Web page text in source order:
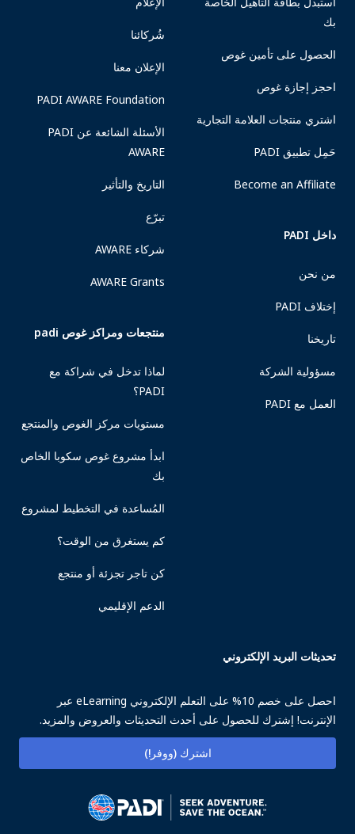
بك
الحصول على تأمين غوص
احجز إجازة غوص
اشتري منتجات العلامة التجارية
حَمِل تطبيق PADI
Become an Affiliate
داخل PADI
من نحن
إختلاف PADI
تاريخنا
مسؤولية الشركة
العمل مع PADI
شُركائنا
الإعلان معنا
PADI AWARE Foundation
الأسئلة الشائعة عن PADI
AWARE
التاريخ والتأثير
تبرّع
شركاء AWARE
AWARE Grants
منتجعات ومراكز غوص padi
لماذا تدخل في شراكة مع
PADI؟
مستويات مركز الغوص والمنتجع
ابدأ مشروع غوص سكوبا الخاص
بك
المُساعدة في التخطيط لمشروع
كم يستغرق من الوقت؟
كن تاجر تجزئة أو منتجع
الدعم الإقليمي
تحديثات البريد الإلكتروني
احصل على خصم 10% على التعلم الإلكتروني eLearning عبر
الإنترنت! إشترك للحصول على أحدث التحديثات والعروض والمزيد.
اشترك (ووفر!)